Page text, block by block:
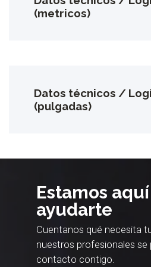
(metricos)
Datos técnicos /
(pulgadas)
Estamos
ayudarte
Cuentanos qué necesita
nuestros profesionales se
contacto contigo.